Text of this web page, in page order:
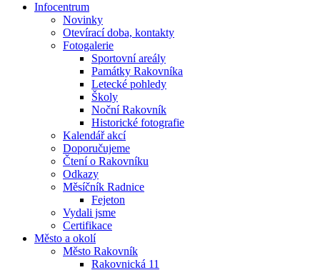
Infocentrum
Novinky
Otevírací doba, kontakty
Fotogalerie
Sportovní areály
Památky Rakovníka
Letecké pohledy
Školy
Noční Rakovník
Historické fotografie
Kalendář akcí
Doporučujeme
Čtení o Rakovníku
Odkazy
Měsíčník Radnice
Fejeton
Vydali jsme
Certifikace
Město a okolí
Město Rakovník
Rakovnická 11